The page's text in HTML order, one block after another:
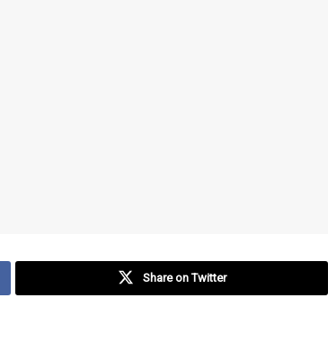
Share on Twitter